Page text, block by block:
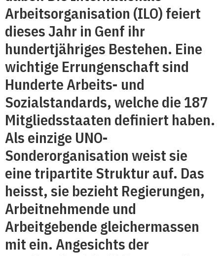
Arbeitsorganisation (ILO) feiert
dieses Jahr in Genf ihr
hundertjähriges Bestehen. Eine
wichtige Errungenschaft sind
Hunderte Arbeits- und
Sozialstandards, welche die 187
Mitgliedsstaaten definiert haben.
Als einzige UNO-
Sonderorganisation weist sie
eine tripartite Struktur auf. Das
heisst, sie bezieht Regierungen,
Arbeitnehmende und
Arbeitgebende gleichermassen
mit ein. Angesichts der